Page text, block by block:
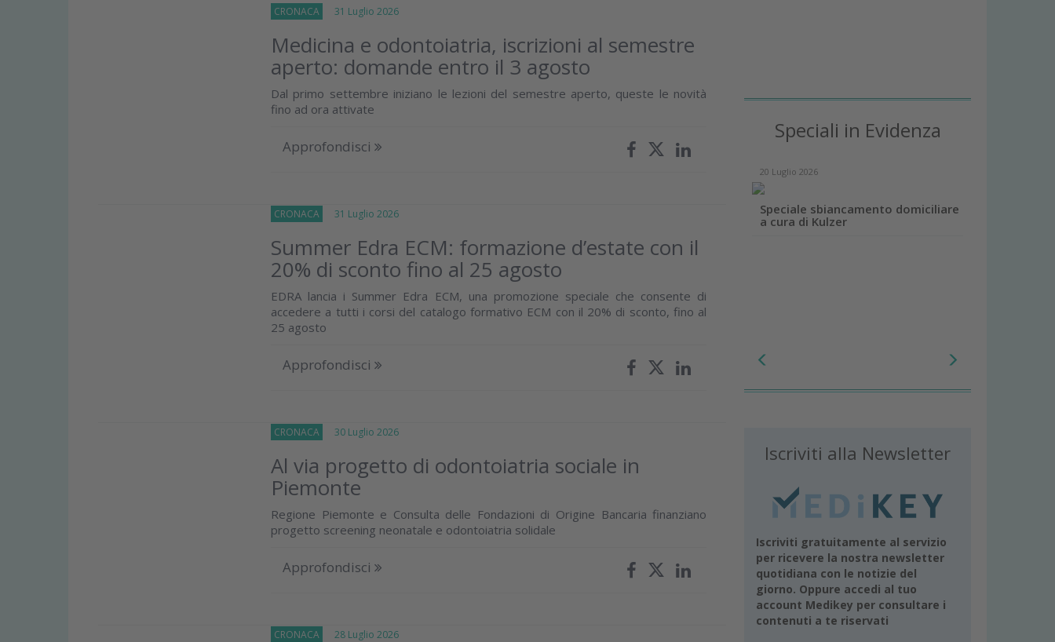
CRONACA 31 Luglio 2026
Medicina e odontoiatria, iscrizioni al semestre
aperto: domande entro il 3 agosto
Dal primo settembre iniziano le lezioni del semestre aperto, queste le novità
fino ad ora attivate
Approfondisci
CRONACA 31 Luglio 2026
Summer Edra ECM: formazione d’estate con il
20% di sconto fino al 25 agosto
EDRA lancia i Summer Edra ECM, una promozione speciale che consente di
accedere a tutti i corsi del catalogo formativo ECM con il 20% di sconto, fino al
25 agosto
Approfondisci
CRONACA 30 Luglio 2026
Al via progetto di odontoiatria sociale in
Piemonte
Regione Piemonte e Consulta delle Fondazioni di Origine Bancaria finanziano
progetto screening neonatale e odontoiatria solidale
Approfondisci
CRONACA 28 Luglio 2026
Speciali in Evidenza
20 Luglio 2026
Speciale sbiancamento domiciliare
a cura di Kulzer
Iscriviti alla Newsletter
Iscriviti gratuitamente al servizio
per ricevere la nostra newsletter
quotidiana con le notizie del
giorno. Oppure accedi al tuo
account Medikey per consultare i
contenuti a te riservati